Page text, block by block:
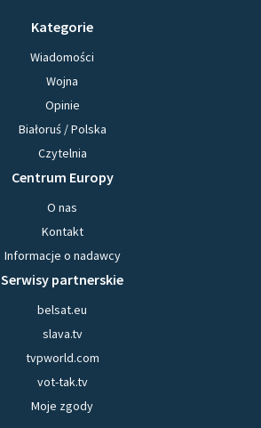
Kategorie
Wiadomości
Wojna
Opinie
Białoruś / Polska
Czytelnia
Centrum Europy
O nas
Kontakt
Informacje o nadawcy
Serwisy partnerskie
belsat.eu
slava.tv
tvpworld.com
vot-tak.tv
Moje zgody